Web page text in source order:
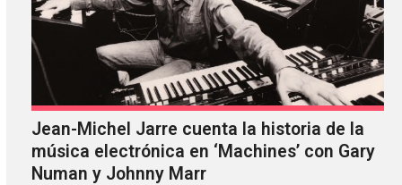
Jean-Michel Jarre cuenta la historia de la
música electrónica en ‘Machines’ con Gary
Numan y Johnny Marr